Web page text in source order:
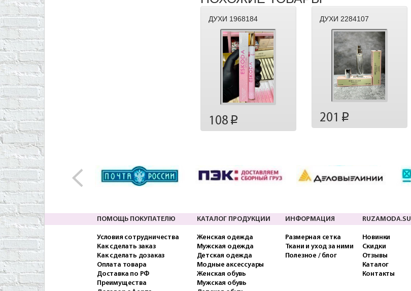
ДУХИ 1968184
108 p
ДУХИ 2284107
201 p
ПОМОЩЬ ПОКУПАТЕЛЮ
Условия сотрудничества
Как сделать заказ
Как сделать дозаказ
Оплата товара
Доставка по РФ
Преимущества
КАТАЛОГ ПРОДУКЦИИ
Женская одежда
Мужская одежда
Детская одежда
Модные аксессуары
Женская обувь
Мужская обувь
ИНФОРМАЦИЯ
Размерная сетка
Ткани и уход за ними
Полезное / блог
RUZAMODA.SU
Новинки
Скидки
Отзывы
Каталог
Контакты